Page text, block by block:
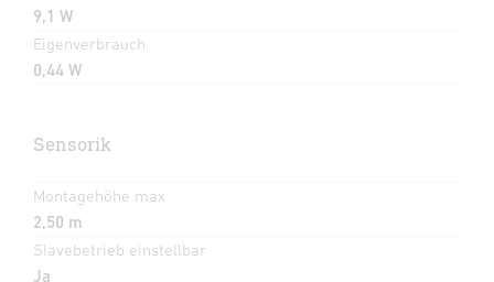
9,1 W
Eigenverbrauch
0,44 W
Sensorik
Montagehöhe max
2,50 m
Slavebetrieb einstellbar
Ja